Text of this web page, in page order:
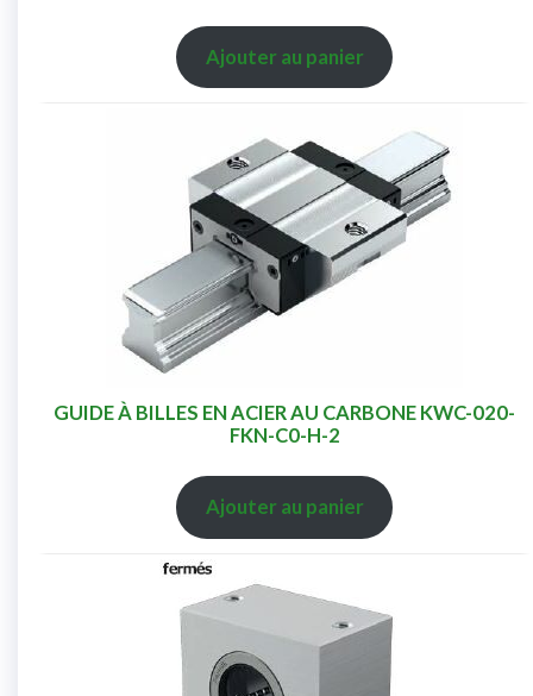
Ajouter au panier
GUIDE À BILLES EN ACIER AU CARBONE KWC-020-
FKN-C0-H-2
Ajouter au panier